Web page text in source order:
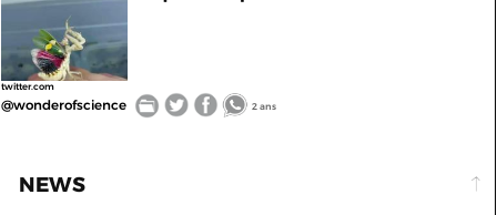
twitter.com
@wonderofscience 2 ans
NEWS